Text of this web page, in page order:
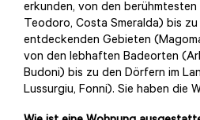
erkunden, von den berühmtesten
Teodoro, Costa Smeralda) bis
entdeckenden Gebieten
von den lebhaften Badeorten
Budoni) bis zu den Dörfern im
Lussurgiu, Fonni). Sie haben die